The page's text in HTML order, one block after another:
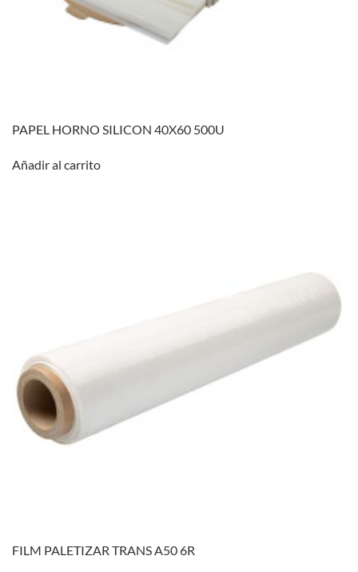
PAPEL HORNO SILICON 40X60 500U
Añadir al carrito
FILM PALETIZAR TRANS A50 6R